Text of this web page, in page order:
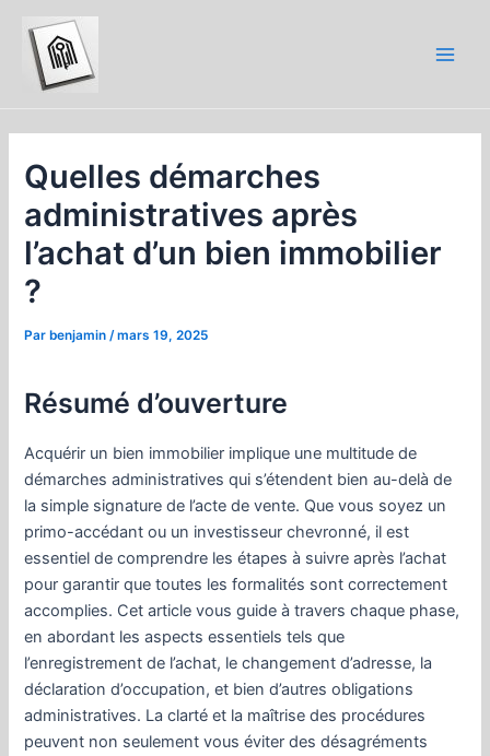
contenu
Quelles démarches
administratives après
l’achat d’un bien immobilier
?
Par benjamin/mars 19, 2025
Résumé d’ouverture
Acquérir un bien immobilier implique une multitude de
démarches administratives qui s’étendent bien au-delà de
la simple signature de l’acte de vente. Que vous soyez un
primo-accédant ou un investisseur chevronné, il est
essentiel de comprendre les étapes à suivre après l’achat
pour garantir que toutes les formalités sont correctement
accomplies. Cet article vous guide à travers chaque phase,
en abordant les aspects essentiels tels que
l’enregistrement de l’achat, le changement d’adresse, la
déclaration d’occupation, et bien d’autres obligations
administratives. La clarté et la maîtrise des procédures
peuvent non seulement vous éviter des désagréments